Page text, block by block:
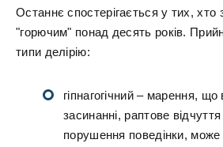
Останнє спостерігається у тих, хто
"горючим" понад десять років.
типи делірію:
гіпнагогічний – марення,
засинанні, раптове
порушення поведінки, може